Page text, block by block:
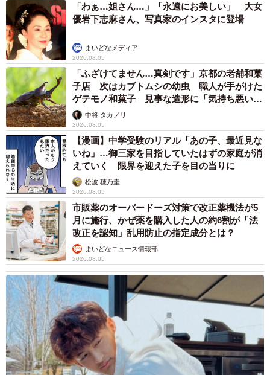
「わぁ…姐さん…」「永遠にお美しい」 大女
優岩下志麻さん、写真家のインスタに登場
まいどなメディア
2026.08.05
「ふざけてません…真剣です」京都の老舗和菓
子店 次はカブトムシの幼虫 職人が手がけた
ゲテモノ和菓子 見事な造形に「気持ち悪いく
らいリアル」
中将 タカノリ
2026.08.05
【漫画】中学受験のリアル「あの子、最近見な
いね」…御三家を目指していたはずの家庭が消
えていく 限界を迎えた子を目の当りに
松波 穂乃圭
2026.08.05
市販薬のオーバードーズ対策で改正薬機法が5
月に施行、かぜ薬を購入した人の約6割が「法
改正を認知」乱用防止の指定成分とは？
まいどなニュース情報部
2026.08.05